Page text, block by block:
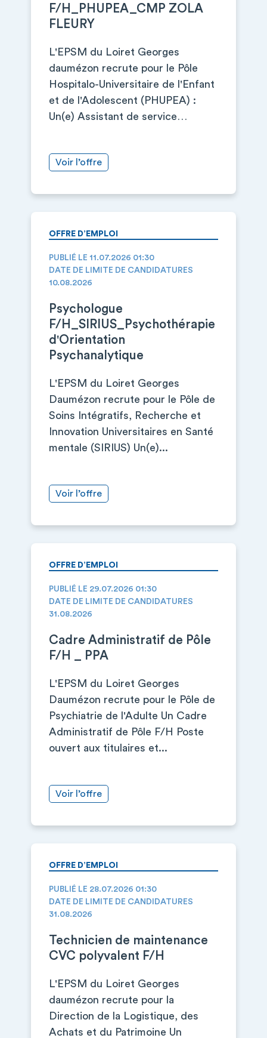
F/H_PHUPEA_CMP ZOLA
FLEURY
L'EPSM du Loiret Georges
daumézon recrute pour le Pôle
Hospitalo-Universitaire de l'Enfant
et de l'Adolescent (PHUPEA) :
Un(e) Assistant de service…
Voir l’offre
OFFRE D’EMPLOI
PUBLIÉ LE 11.07.2026 01:30
DATE DE LIMITE DE CANDIDATURES
10.08.2026
Psychologue
F/H_SIRIUS_Psychothérapie
d'Orientation
Psychanalytique
L'EPSM du Loiret Georges
Daumézon recrute pour le Pôle de
Soins Intégratifs, Recherche et
Innovation Universitaires en Santé
mentale (SIRIUS) Un(e)...
Voir l’offre
OFFRE D’EMPLOI
PUBLIÉ LE 29.07.2026 01:30
DATE DE LIMITE DE CANDIDATURES
31.08.2026
Cadre Administratif de Pôle
F/H _ PPA
L'EPSM du Loiret Georges
Daumézon recrute pour le Pôle de
Psychiatrie de l'Adulte Un Cadre
Administratif de Pôle F/H Poste
ouvert aux titulaires et...
Voir l’offre
OFFRE D’EMPLOI
PUBLIÉ LE 28.07.2026 01:30
DATE DE LIMITE DE CANDIDATURES
31.08.2026
Technicien de maintenance
CVC polyvalent F/H
L'EPSM du Loiret Georges
daumézon recrute pour la
Direction de la Logistique, des
Achats et du Patrimoine Un